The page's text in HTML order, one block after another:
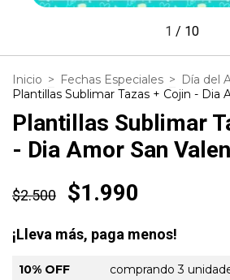
1 / 10
Inicio > Fechas Especiales > Día del
Plantillas Sublimar Tazas + Cojin - Dia
Plantillas Sublimar
- Dia Amor San
$2.500 $1.990
¡Lleva más, paga menos!
10% OFF
comprando 3